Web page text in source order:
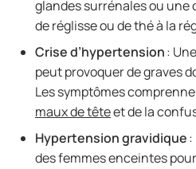
glandes surrénales ou
de réglisse ou de thé à la
Crise d’hypertension:
peut provoquer de graves
Les symptômes
maux de têteet de la
Hypertension gravidique:
des femmes enceintes